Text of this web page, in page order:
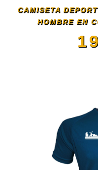
CAMISETA
HOMBRE EN